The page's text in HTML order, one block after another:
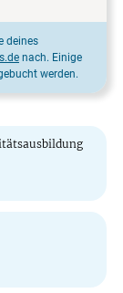
deines
nach. Einige
werden.